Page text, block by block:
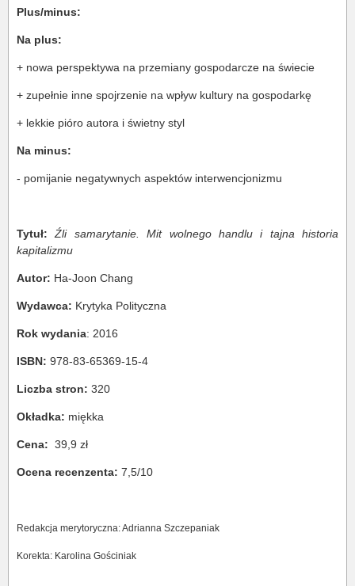
Plus/minus:
Na plus:
+ nowa perspektywa na przemiany gospodarcze na świecie
+ zupełnie inne spojrzenie na wpływ kultury na gospodarkę
+ lekkie pióro autora i świetny styl
Na minus:
- pomijanie negatywnych aspektów interwencjonizmu
Tytuł:
Źli samarytanie. Mit wolnego handlu i tajna historia
kapitalizmu
Autor: Ha-Joon Chang
Wydawca: Krytyka Polityczna
Rok wydania: 2016
ISBN: 978-83-65369-15-4
Liczba stron: 320
Okładka: miękka
Cena: 39,9 zł
Ocena recenzenta: 7,5/10
Redakcja merytoryczna: Adrianna Szczepaniak
Korekta: Karolina Gościniak